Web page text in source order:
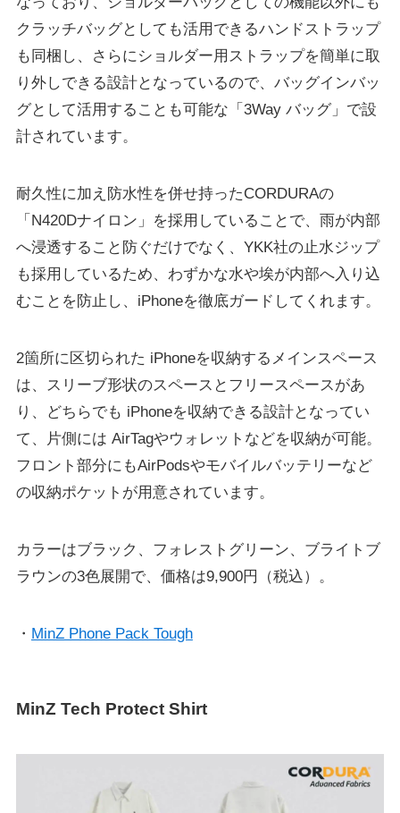
クラッチバッグとしても活用できるハンドストラップ
も同梱し、さらにショルダー用ストラップを簡単に取
り外しできる設計となっているので、バッグインバッ
グとして活用することも可能な「3Way バッグ」で設
計されています。
耐久性に加え防水性を併せ持ったCORDURAの
「N420Dナイロン」を採用していることで、雨が内部
へ浸透すること防ぐだけでなく、YKK社の止水ジップ
も採用しているため、わずかな水や埃が内部へ入り込
むことを防止し、iPhoneを徹底ガードしてくれます。
2箇所に区切られた iPhoneを収納するメインスペース
は、スリーブ形状のスペースとフリースペースがあ
り、どちらでも iPhoneを収納できる設計となってい
て、片側には AirTagやウォレットなどを収納が可能。
フロント部分にもAirPodsやモバイルバッテリーなど
の収納ポケットが用意されています。
カラーはブラック、フォレストグリーン、ブライトブ
ラウンの3色展開で、価格は9,900円（税込）。
・ MinZ Phone Pack Tough
MinZ Tech Protect Shirt